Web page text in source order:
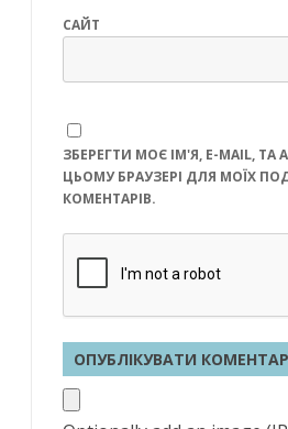
САЙТ
ЗБЕРЕГТИ МОЄ ІМ'Я, E-MAIL, ТА
ЦЬОМУ БРАУЗЕРІ ДЛЯ МОЇХ
КОМЕНТАРІВ.